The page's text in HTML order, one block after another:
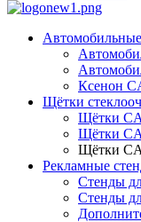
Ксенон
Щётки
Щётки
Щётки
Щётки
Рекламные
Стенды
Стенды